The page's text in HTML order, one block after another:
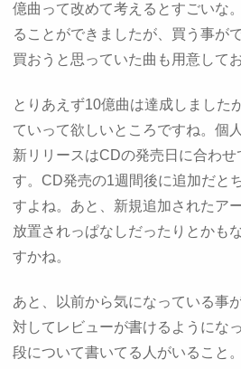
億曲って改めて考えるとすごいな
ることができましたが、買う事が
買おうと思っていた曲も用意して
とりあえず10億曲は達成しました
ていって欲しいところですね。個
新リリースはCDの発売日に合わ
す。CD発売の1週間後に追加だと
すよね。あと、新規追加されたア
放置されっぱなしだったりとかも
すかね。
あと、以前から気になっている事
対してレビューが書けるようにな
段について書いてる人がいること